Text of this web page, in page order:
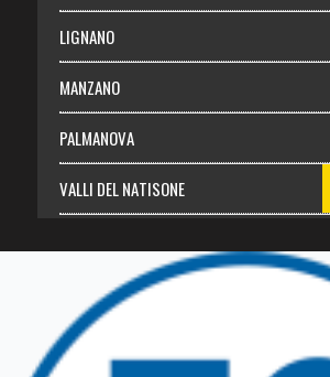
LIGNANO
MANZANO
PALMANOVA
VALLI DEL NATISONE
TRICESIMO
TARCENTO